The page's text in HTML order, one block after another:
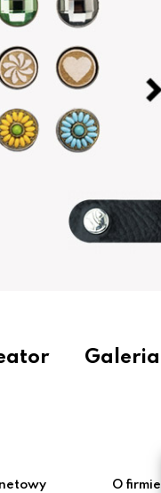
Galeria
O firmie